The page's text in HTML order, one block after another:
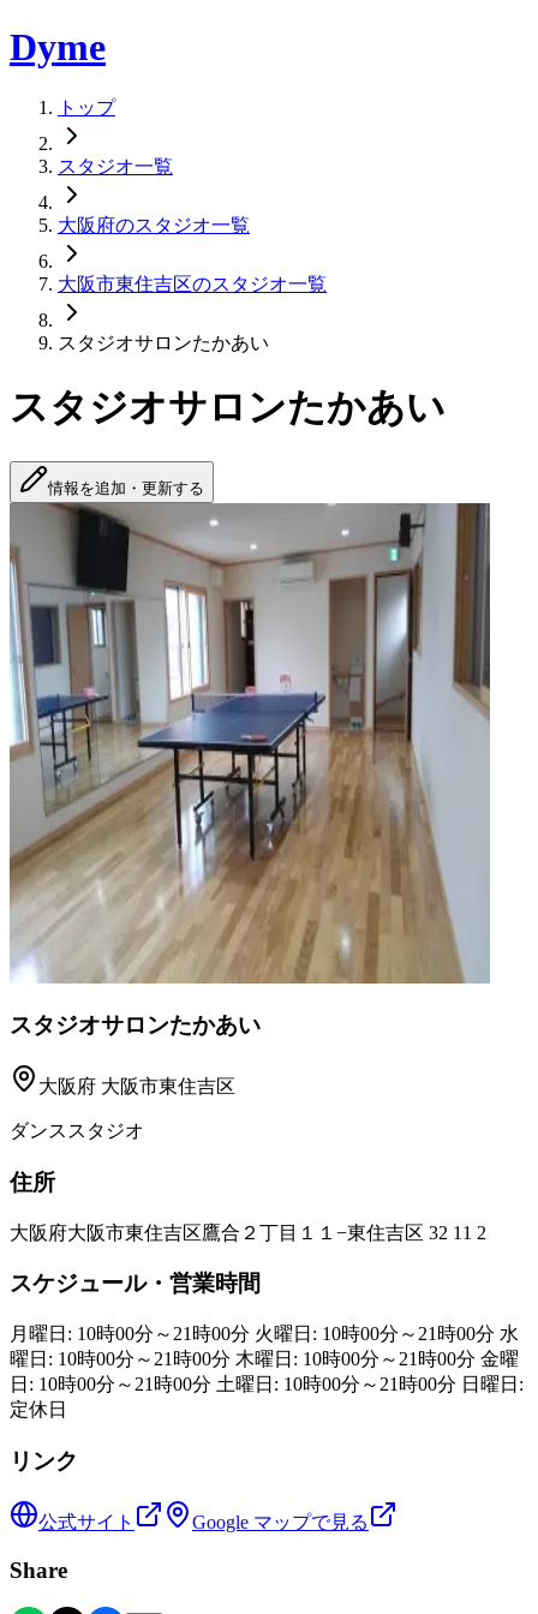
Dyme
トップ
スタジオ一覧
大阪府のスタジオ一覧
大阪市東住吉区のスタジオ一覧
スタジオサロンたかあい
スタジオサロンたかあい
情報を追加・更新する
スタジオサロンたかあい
大阪府 大阪市東住吉区
ダンススタジオ
住所
大阪府大阪市東住吉区鷹合２丁目１１−東住吉区 32 11 2
スケジュール・営業時間
月曜日: 10時00分～21時00分 火曜日: 10時00分～21時00分 水
曜日: 10時00分～21時00分 木曜日: 10時00分～21時00分 金曜
日: 10時00分～21時00分 土曜日: 10時00分～21時00分 日曜日:
定休日
リンク
公式サイト Google マップで見る
Share